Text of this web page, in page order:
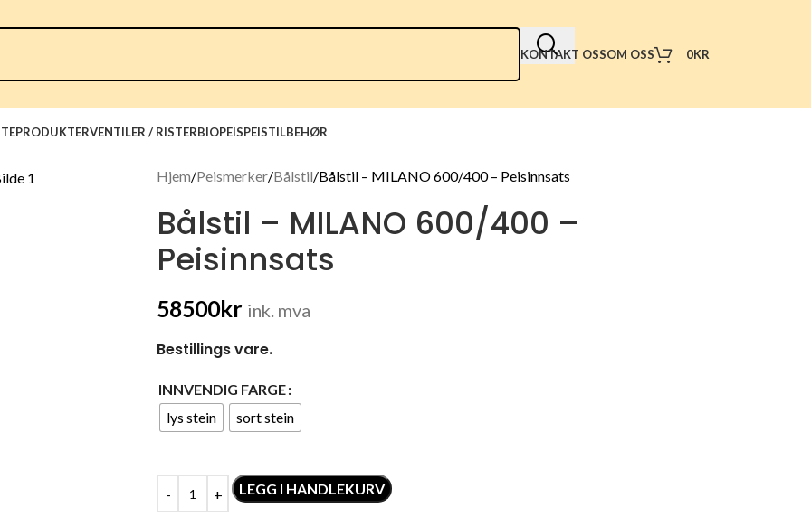
KONTAKT OSSOM OSS 0KR
VENTILER / RISTERBIOPEISPEISTILBEHØR
Hjem Peismerker Bålstil Bålstil – MILANO 600/400 – Peisinnsats
Bålstil – MILANO 600/400 –
Peisinnsats
58500kr ink. mva
Bestillings vare.
INNVENDIG FARGE
lys stein
sort stein
LEGG I HANDLEKURV